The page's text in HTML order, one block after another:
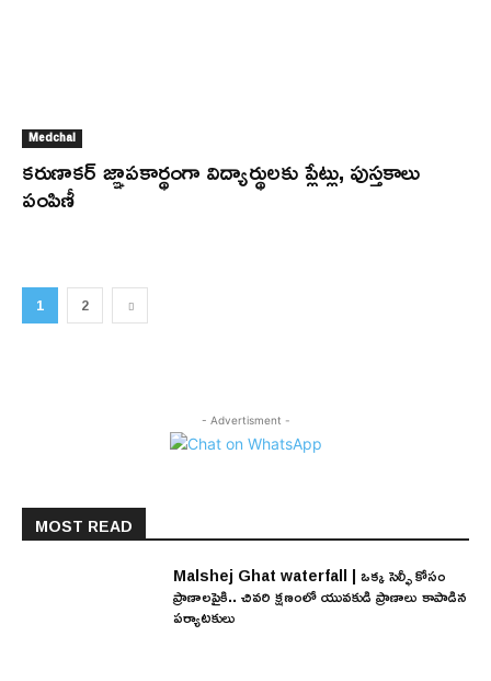
Medchal
కరుణాకర్ జ్ఞాపకార్థంగా విద్యార్థులకు ప్లేట్లు, పుస్తకాలు
పంపిణీ
1 2
- Advertisment -
MOST READ
Malshej Ghat waterfall | ఒక్క సెల్ఫీ కోసం
ప్రాణాలపైకి.. చివరి క్షణంలో యువకుడి ప్రాణాలు కాపాడిన
పర్యాటకులు